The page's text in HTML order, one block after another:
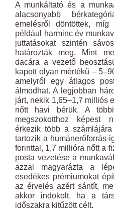
A munkáltató és a
alacsonyabb
emelésről döntöttek,
például harminc év
juttatásokat szintén
határozták meg. Mint
dacára a vezető
kapott olyan mértékű –
amelyről egy átlagos
álmodhat. A legjobban
járt, nekik 1,65–1,7 milliós
nőtt havi bérük. A
megszokotthoz képest
érkezik több a
tartozik a humánerőforrás-
forinttal, 1,7 millióra nőtt a
posta vezetése a
azzal magyarázta a
esedékes prémiumokat
az érvelés azért sántít,
akkor indokolt, ha a
időszakra kitűzött célt.